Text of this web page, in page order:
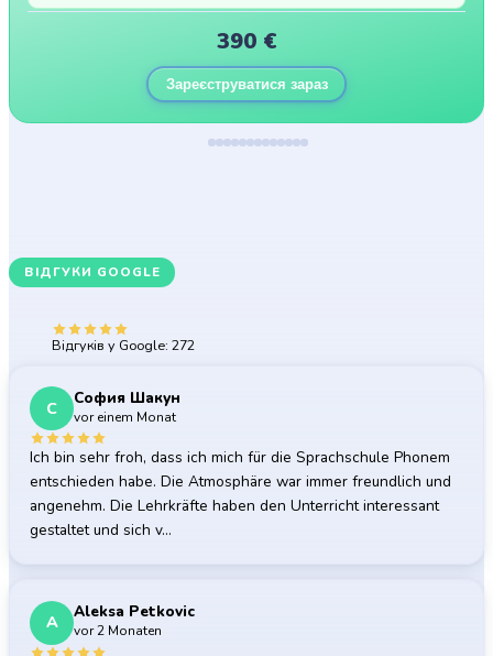
390 €
Зареєструватися зараз
ВІДГУКИ GOOGLE
Відгуків у Google: 272
С София Шакун
vor einem Monat
Ich bin sehr froh, dass ich mich für die Sprachschule Phonem
entschieden habe. Die Atmosphäre war immer freundlich und
angenehm. Die Lehrkräfte haben den Unterricht interessant
gestaltet und sich v…
A Aleksa Petkovic
vor 2 Monaten